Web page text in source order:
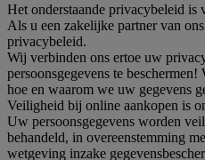
Het onderstaande privacybeleid is
Als u een zakelijke partner van
privacybeleid.
Wij verbinden ons ertoe uw
persoonsgegevens te
hoe en waarom we uw gegevens
Veiligheid bij online aankopen is
Uw persoonsgegevens worden
behandeld, in overeenstemming
wetgeving inzake